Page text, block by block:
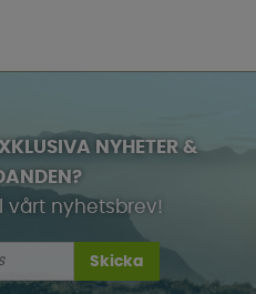
NYHETER &
vårt nyhetsbrev!
Skicka